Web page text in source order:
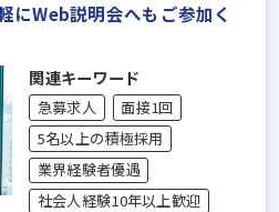
にWeb説明会へもご参加く
関連キーワード
急募求人
面接1回
5名以上の積極採用
業界経験者優遇
社会人経験10年以上歓迎